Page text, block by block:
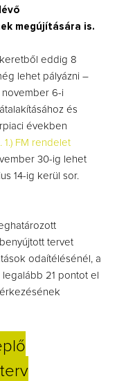
megújítására is.
eddig 8
lehet pályázni –
november 6-i
és
években
1.) FM rendelet
30-ig lehet
14-ig kerül sor.
tervet
odaítélésénél, a
21 pontot el